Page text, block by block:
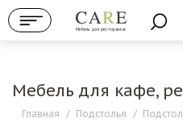
Мебель для ресторанов
Мебель для кафе,
Главная / Подстолья /